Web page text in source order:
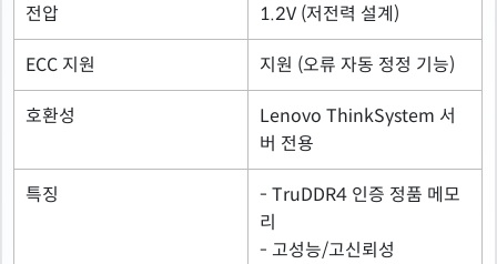
전압 1.2V (저전력 설계)
ECC 지원 지원 (오류 자동 정정 기능)
호환성
Lenovo ThinkSystem 서
버 전용
특징
- TruDDR4 인증 정품 메모
리
- 고성능/고신뢰성